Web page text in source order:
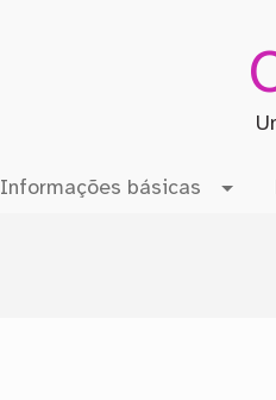
Informações básicas